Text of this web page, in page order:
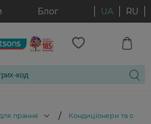
Блог UA RU
прання / Кондиціонери та